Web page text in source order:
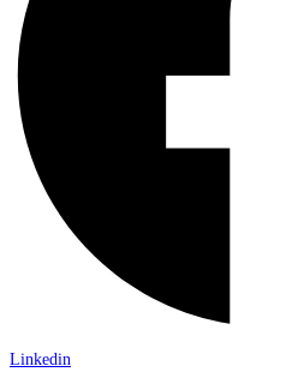
Linkedin